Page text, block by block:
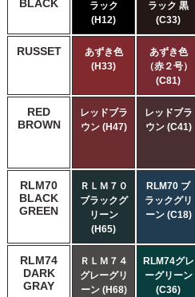
BLACK
ラック
(H12)
ラック 黒
(C33)
RUSSET
あずき色
(H33)
あずき色
（赤２号）
(C81)
RED
BROWN
レッドブラ
ウン (H47)
レッドブラ
ウン (C41)
RLM70
BLACK
GREEN
ＲＬＭ７０
ブラックグ
リーン
(H65)
RLM70 ブ
ラックグリ
ーン (C18)
RLM74
DARK
GRAY
ＲＬＭ７４
グレーグリ
ーン (H68)
RLM74グレ
ーグリーン
(C36)